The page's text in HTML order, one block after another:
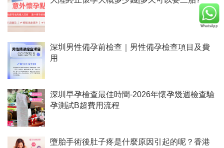
深圳男性備孕前檢查｜男性備孕檢查項目及費
用
深圳早孕檢查最佳時間-2026年懷孕幾週檢查驗
孕測試B超費用流程
墮胎手術後肚子疼是什麼原因引起的呢？香港